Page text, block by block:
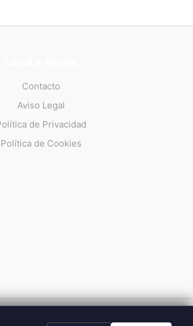
Contacto
Aviso Legal
de Privacidad
Política de Cookies